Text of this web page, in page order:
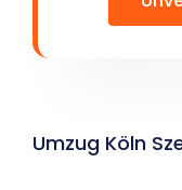
Umzug Köln